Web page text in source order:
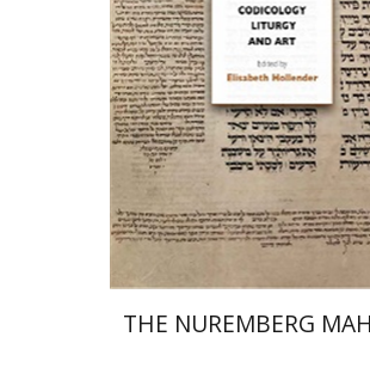
הנחת אתר ספר מודפס
$161
$145
THE NUREMBERG